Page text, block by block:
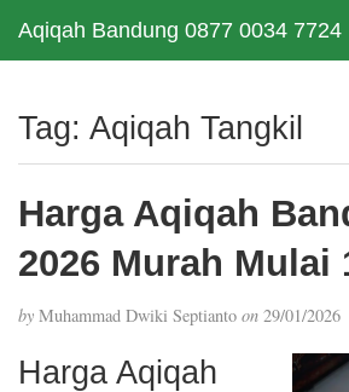
Aqiqah Bandung 0877 0034 7724
Tag: Aqiqah Tangkil
Harga Aqiqah
2026 Murah Mulai
by Muhammad Dwiki Septianto on 29/01/2026
Harga Aqiqah